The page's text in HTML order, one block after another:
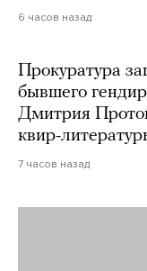
6 часов назад
Прокуратура
бывшего
Дмитрия
квир-
7 часов назад